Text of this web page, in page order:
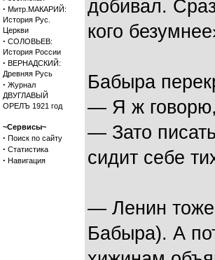
· Митр.МАКАРИЙ:
История Рус.
Церкви
· СОЛОВЬЕВ:
История России
· ВЕРНАДСКИЙ:
Древняя Русь
· Журнал
ДВУГЛАВЫЙ
ОРЕЛЪ 1921 год
~Сервисы~
· Поиск по сайту
· Статистика
· Навигация
добивал.
кого
Бабыра
— Я ж говорю,
— Зато
сидит себе
— Ленин тоже
Бабыра). А